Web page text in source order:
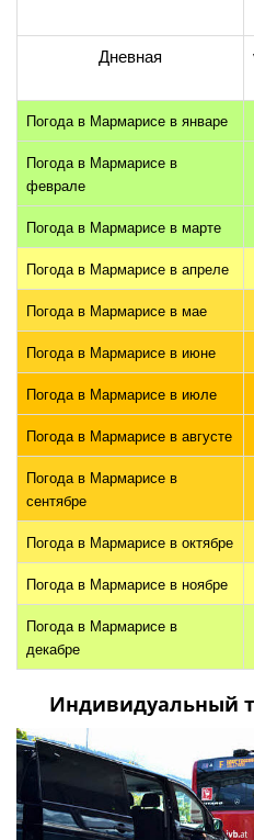
Дневная
Погода в Мармарисе в январе
Погода в Мармарисе в
феврале
Погода в Мармарисе в марте
Погода в Мармарисе в апреле
Погода в Мармарисе в мае
Погода в Мармарисе в июне
Погода в Мармарисе в июле
Погода в Мармарисе в августе
Погода в Мармарисе в
сентябре
Погода в Мармарисе в октябре
Погода в Мармарисе в ноябре
Погода в Мармарисе в
декабре
Индивидуальный